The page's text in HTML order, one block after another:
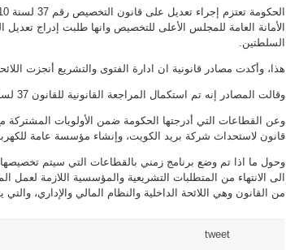
الأمانة العامة للمجلس الأعلى للتخصيص وانها طلبت إدراج
السلطتين.
هذا، وأكدت مصادر قانونية ان ادارة الفتوى والتشريع أنجزت
وقالت المصادر إنه تم استكمال المراجعة القانونية للقانون 37 لسنة 2010 بشأن تنظيم برامج وعمليات التخصيص.
وعن القطاعات التي أدرجتها الحكومة ضمن الأولويات
قانون لاستحداث شركة بريد الكويت، وإنشاء مؤسسة عامة
وحول ما اذا تم وضع برنامج زمني بالقطاعات التي سيتم
من القانون وهي اللائحة الداخلية والنظام المالي والإداري، والتي
tweet